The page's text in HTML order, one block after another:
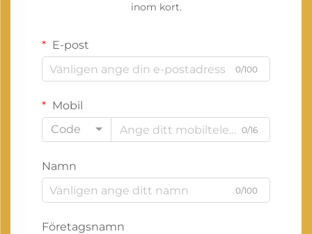
inom kort.
E-post
0/100
Mobil
Code
0/16
Namn
0/100
Företagsnamn